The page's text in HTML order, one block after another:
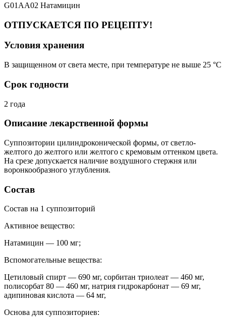
G01AA02 Натамицин
ОТПУСКАЕТСЯ ПО РЕЦЕПТУ!
Условия хранения
В защищенном от света месте, при температуре не выше 25 °C
Срок годности
2 года
Описание лекарственной формы
Суппозитории цилиндроконической формы, от светло-
желтого до желтого или желтого с кремовым оттенком цвета.
На срезе допускается наличие воздушного стержня или
воронкообразного углубления.
Состав
Состав на 1 суппозиторий
Активное вещество:
Натамицин — 100 мг;
Вспомогательные вещества:
Цетиловый спирт — 690 мг, сорбитан триолеат — 460 мг,
полисорбат 80 — 460 мг, натрия гидрокарбонат — 69 мг,
адипиновая кислота — 64 мг,
Основа для суппозиториев: